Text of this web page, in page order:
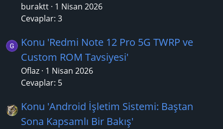
buraktt 1 Nisan 2026
Cevaplar: 3
Konu 'Redmi Note 12 Pro 5G TWRP ve
Custom ROM Tavsiyesi'
Oflaz 1 Nisan 2026
Cevaplar: 5
Konu 'Android İşletim Sistemi: Baştan
Sona Kapsamlı Bir Bakış'